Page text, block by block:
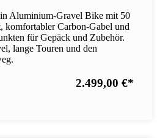
Aluminium-Gravel Bike mit 50
komfortabler Carbon-Gabel und
für Gepäck und Zubehör.
lange Touren und den
2.499,00 €*